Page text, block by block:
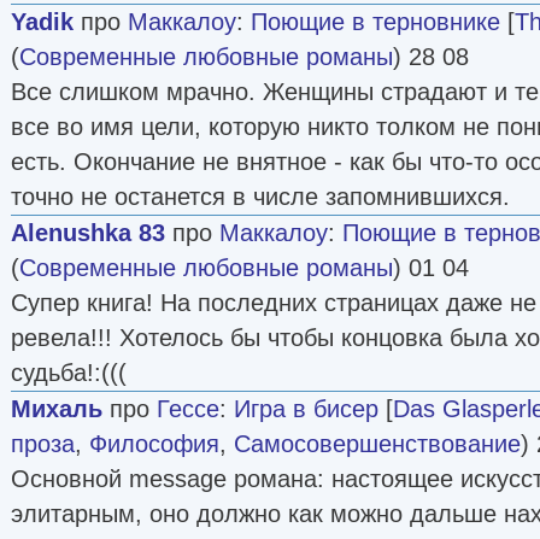
Yadik про Маккалоу: Поющие в терновнике [
(Современные любовные романы) 28 08
Все слишком мрачно. Женщины страдают и
все во имя цели, которую никто толком не
есть. Окончание не внятное - как бы что-то
точно не останется в числе запомнившихся.
Alenushka 83 про Маккалоу: Поющие в
(Современные любовные романы) 01 04
Супер книга! На последних страницах даже не
ревела!!! Хотелось бы чтобы концовка была
судьба!:(((
Михаль про Гессе: Игра в бисер [Das
проза, Философия, Самосовершенствование)
Основной message романа: настоящее
элитарным, оно должно как можно дальше